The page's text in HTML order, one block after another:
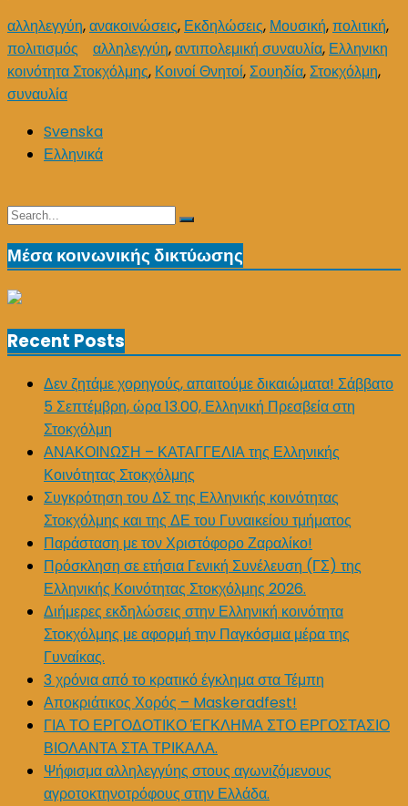
αλληλεγγύη,ανακοινώσεις, Εκδηλώσεις, Μουσική,πολιτική,
πολιτισμός
αλληλεγγύη,αντιπολεμική συναυλία, Ελληνικη
κοινότητα Στοκχόλμης, Κοινοί Θνητοί,Σουηδία,Στοκχόλμη,
συναυλία
Svenska
Ελληνικά
Search
Search
Μέσα κοινωνικής δικτύωσης
Recent Posts
Δεν ζητάμε χορηγούς, απαιτούμε δικαιώματα! Σάββατο
5 Σεπτέμβρη, ώρα 13.00, Ελληνική Πρεσβεία στη
Στοκχόλμη
ΑΝΑΚΟΙΝΩΣΗ – ΚΑΤΑΓΓΕΛΙΑ της Ελληνικής
Κοινότητας Στοκχόλμης
Συγκρότηση του ΔΣ της Ελληνικής κοινότητας
Στοκχόλμης και της ΔΕ του Γυναικείου τμήματος
Παράσταση με τον Χριστόφορο Ζαραλίκο!
Πρόσκληση σε ετήσια Γενική Συνέλευση (ΓΣ) της
Ελληνικής Κοινότητας Στοκχόλμης 2026.
Διήμερες εκδηλώσεις στην Ελληνική κοινότητα
Στοκχόλμης με αφορμή την Παγκόσμια μέρα της
Γυναίκας.
3 χρόνια από το κρατικό έγκλημα στα Τέμπη
Αποκριάτικος Χορός – Maskeradfest!
ΓΙΑ ΤΟ ΕΡΓΟΔΟΤΙΚΟ ΈΓΚΛΗΜΑ ΣΤΟ ΕΡΓΟΣΤΑΣΙΟ
ΒΙΟΛΑΝΤΑ ΣΤΑ ΤΡΙΚΑΛΑ.
Ψήφισμα αλληλεγγύης στους αγωνιζόμενους
αγροτοκτηνοτρόφους στην Ελλάδα.